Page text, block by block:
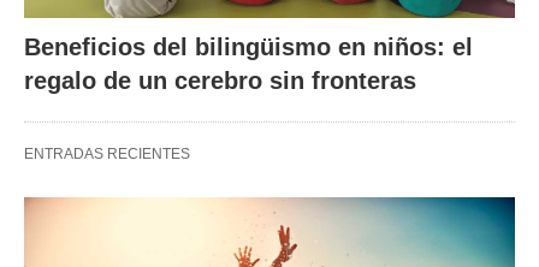
Beneficios del bilingüismo en niños: el
regalo de un cerebro sin fronteras
ENTRADAS RECIENTES